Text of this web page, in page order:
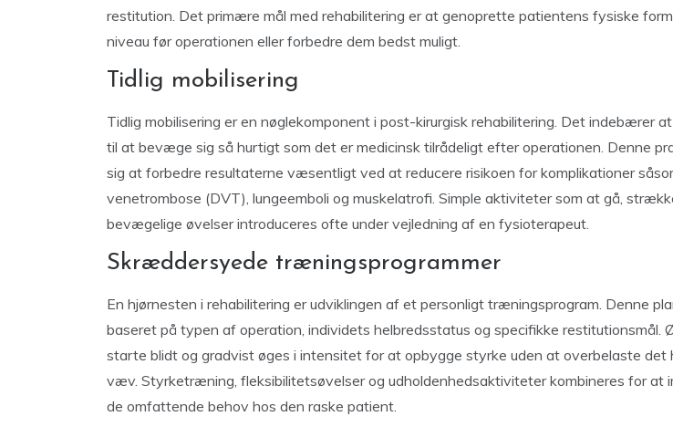
restitution. Det primære mål med rehabilitering er at genoprette patientens fysiske
niveau før operationen eller forbedre dem bedst muligt.
Tidlig mobilisering
Tidlig mobilisering er en nøglekomponent i post-kirurgisk rehabilitering. Det indebærer
til at bevæge sig så hurtigt som det er medicinsk tilrådeligt efter operationen. Denne
sig at forbedre resultaterne væsentligt ved at reducere risikoen for komplikationer
venetrombose (DVT), lungeemboli og muskelatrofi. Simple aktiviteter som at gå,
bevægelige øvelser introduceres ofte under vejledning af en fysioterapeut.
Skræddersyede træningsprogrammer
En hjørnesten i rehabilitering er udviklingen af ​​et personligt træningsprogram. Denne
baseret på typen af ​​operation, individets helbredsstatus og specifikke restitutionsmål.
starte blidt og gradvist øges i intensitet for at opbygge styrke uden at overbelaste det
væv. Styrketræning, fleksibilitetsøvelser og udholdenhedsaktiviteter kombineres for at
de omfattende behov hos den raske patient.